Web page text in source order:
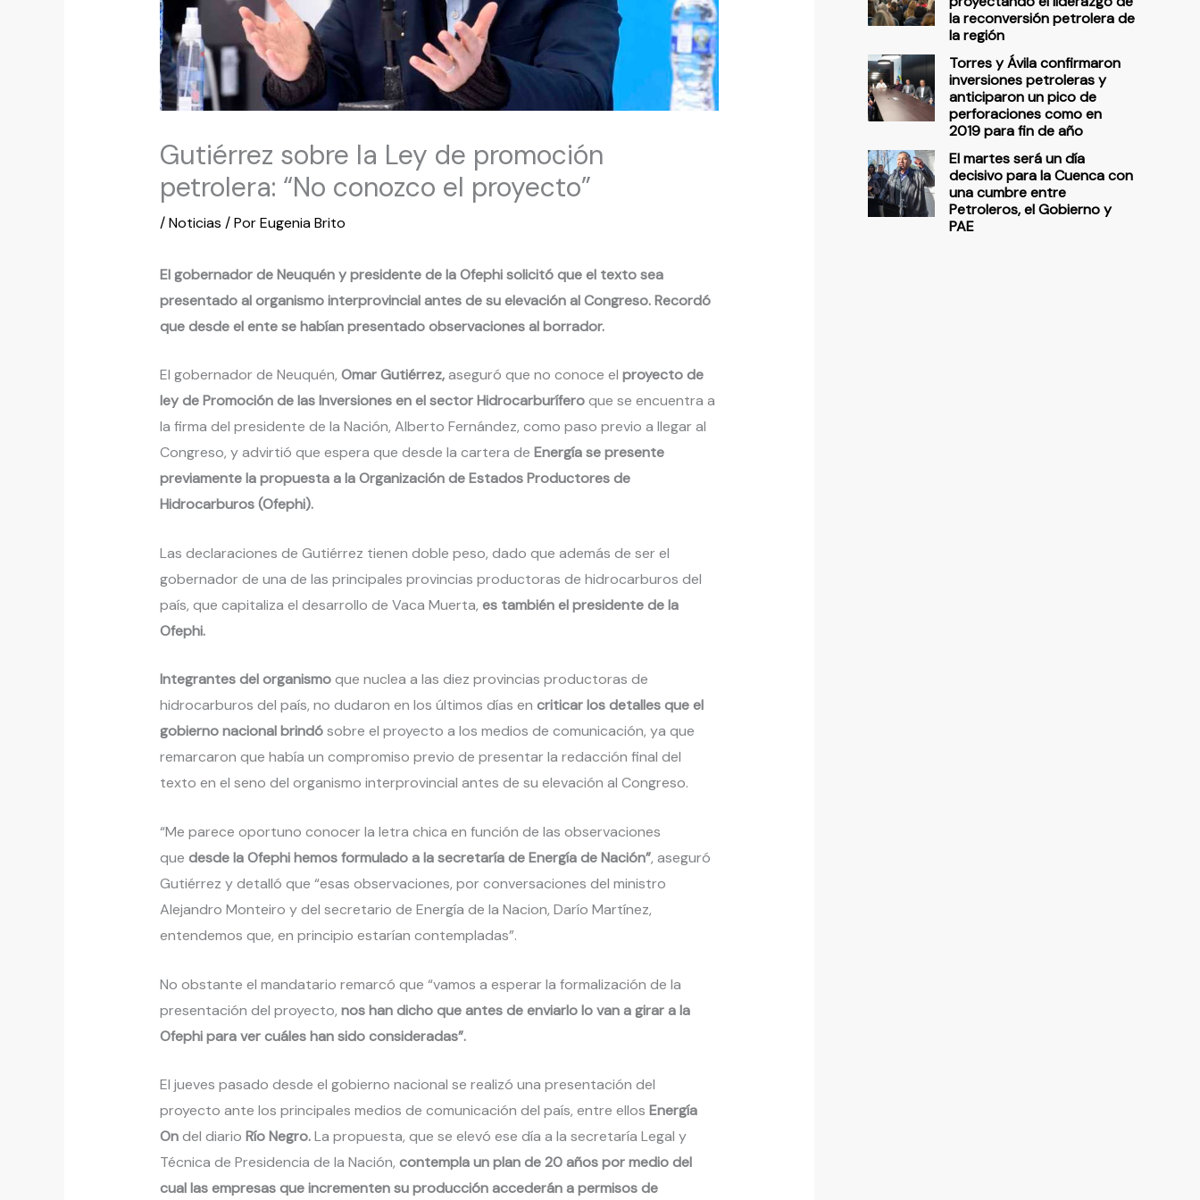
Gutiérrez sobre la Ley de promoción
petrolera: “No conozco el proyecto”
/Noticias / PorEugenia Brito
El gobernador de Neuquén y presidente de la Ofephi solicitó que el texto sea
presentado al organismo interprovincial antes de su elevación al Congreso. Recordó
que desde el ente se habían presentado observaciones al borrador.
El gobernador de Neuquén, Omar Gutiérrez,aseguró que no conoce el proyecto de
ley de Promoción de las Inversiones en el sector Hidrocarburíferoque se encuentra a
la firma del presidente de la Nación, Alberto Fernández, como paso previo a llegar al
Congreso, y advirtió que espera que desde la cartera de Energía se presente
previamente la propuesta a la Organización de Estados Productores de
Hidrocarburos (Ofephi).
Las declaraciones de Gutiérrez tienen doble peso, dado que además de ser el
gobernador de una de las principales provincias productoras de hidrocarburos del
país, que capitaliza el desarrollo de Vaca Muerta, es también el presidente de la
Ofephi.
Integrantes del organismoque nuclea a las diez provincias productoras de
hidrocarburos del país, no dudaron en los últimos días en criticar los detalles que el
gobierno nacional brindósobre el proyecto a los medios de comunicación, ya que
remarcaron que había un compromiso previo de presentar la redacción final del
texto en el seno del organismo interprovincial antes de su elevación al Congreso.
“Me parece oportuno conocer la letra chica en función de las observaciones
que desde la Ofephi hemos formulado a la secretaría de Energía de Nación”, aseguró
Gutiérrez y detalló que “esas observaciones, por conversaciones del ministro
Alejandro Monteiro y del secretario de Energía de la Nacion, Darío Martínez,
entendemos que, en principio estarían contempladas”.
No obstante el mandatario remarcó que “vamos a esperar la formalización de la
presentación del proyecto, nos han dicho que antes de enviarlo lo van a girar a la
Ofephi para ver cuáles han sido consideradas”.
El jueves pasado desde el gobierno nacional se realizó una presentación del
proyecto ante los principales medios de comunicación del país, entre ellos Energía
Ondel diario Río Negro.La propuesta, que se elevó ese día a la secretaría Legal y
Técnica de Presidencia de la Nación, contempla un plan de 20 años por medio del
cual las empresas que incrementen su producción accederán a permisos de
la reconversión petrolera de
la región
Torres y Ávila confirmaron
inversiones petroleras y
anticiparon un pico de
perforaciones como en
2019 para fin de año
El martes será un día
decisivo para la Cuenca con
una cumbre entre
Petroleros, el Gobierno y
PAE